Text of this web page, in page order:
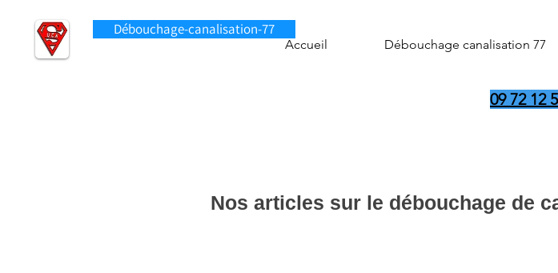
Débouchage-canalisation-77
Accueil Débouchage canalisation 77
09 72 12
Nos articles sur le débouchage de